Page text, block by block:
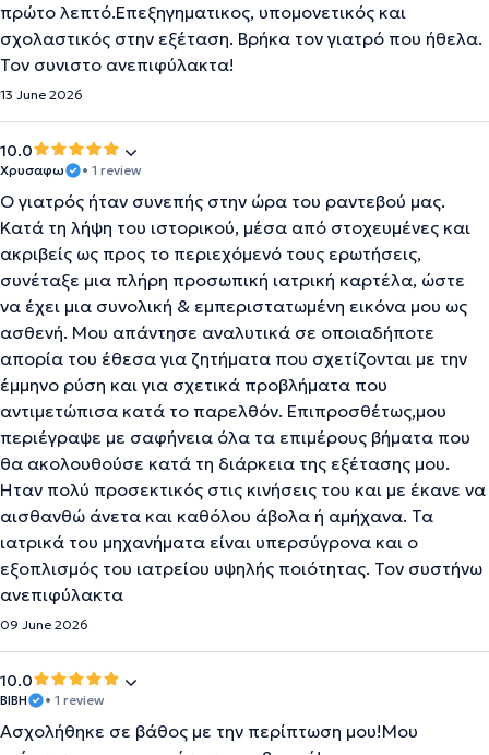
πρώτο λεπτό.Επεξηγηματικος, υπομονετικός και
σχολαστικός στην εξέταση. Βρήκα τον γιατρό που ήθελα.
Τον συνιστο ανεπιφύλακτα!
13 June 2026
10.0
Χρυσαφω • 1 review
Ο γιατρός ήταν συνεπής στην ώρα του ραντεβού μας.
Κατά τη λήψη του ιστορικού, μέσα από στοχευμένες και
ακριβείς ως προς το περιεχόμενό τους ερωτήσεις,
συνέταξε μια πλήρη προσωπική ιατρική καρτέλα, ώστε
να έχει μια συνολική & εμπεριστατωμένη εικόνα μου ως
ασθενή. Μου απάντησε αναλυτικά σε οποιαδήποτε
απορία του έθεσα για ζητήματα που σχετίζονται με την
έμμηνο ρύση και για σχετικά προβλήματα που
αντιμετώπισα κατά το παρελθόν. Επιπροσθέτως,μου
περιέγραψε με σαφήνεια όλα τα επιμέρους βήματα που
θα ακολουθούσε κατά τη διάρκεια της εξέτασης μου.
Ήταν πολύ προσεκτικός στις κινήσεις του και με έκανε να
αισθανθώ άνετα και καθόλου άβολα ή αμήχανα. Τα
ιατρικά του μηχανήματα είναι υπερσύγρονα και ο
εξοπλισμός του ιατρείου υψηλής ποιότητας. Τον συστήνω
ανεπιφύλακτα
09 June 2026
10.0
ΒΙΒΗ • 1 review
Ασχολήθηκε σε βάθος με την περίπτωση μου!Μου